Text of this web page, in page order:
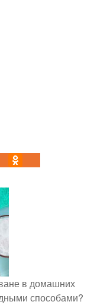
в домашних
способами?